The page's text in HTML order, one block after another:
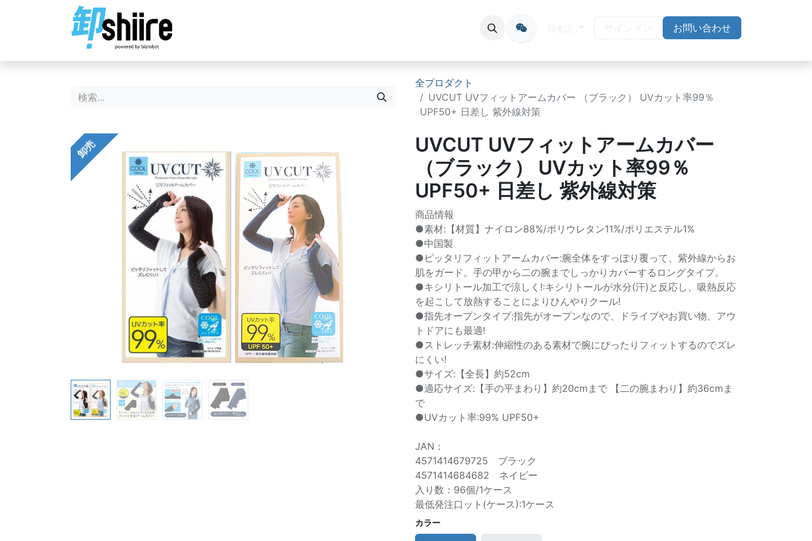
お問い合わせ
全プロダクト
UVCUT UVフィットアームカバー （ブラック） UVカット率99％
UPF50+ 日差し 紫外線対策
卸売
UVCUT UVフィットアームカバー
（ブラック） UVカット率99％
UPF50+ 日差し 紫外線対策
商品情報
●素材:【材質】ナイロン88%/ポリウレタン11%/ポリエステル1%
●中国製
●ピッタリフィットアームカバー:腕全体をすっぽり覆って、紫外線からお
肌をガード。手の甲から二の腕までしっかりカバーするロングタイプ。
●キシリトール加工で涼しく!:キシリトールが水分(汗)と反応し、吸熱反応
を起こして放熱することによりひんやりクール!
●指先オープンタイプ:指先がオープンなので、ドライブやお買い物、アウ
トドアにも最適!
●ストレッチ素材:伸縮性のある素材で腕にぴったりフィットするのでズレ
にくい!
●サイズ:【全長】約52cm
●適応サイズ:【手の平まわり】約20cmまで 【二の腕まわり】約36cmま
で
●UVカット率:99% UPF50+
JAN：
4571414679725 ブラック
4571414684682 ネイビー
入り数：96個/1ケース
最低発注口ット(ケース):1ケース
カラー